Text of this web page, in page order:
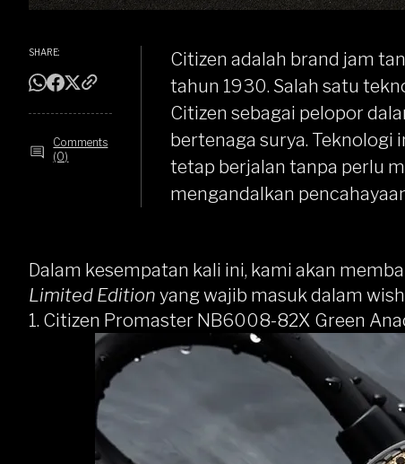
SHARE:
Comments
(0)
Citizen adalah brand jam
tahun 1930. Salah satu
Citizen sebagai pelopor
bertenaga surya.
tetap berjalan tanpa perlu
mengandalkan
Dalam kesempatan kali ini, kami akan
Limited Edition yang wajib masuk dalam
1. Citizen Promaster NB6008-82X Green